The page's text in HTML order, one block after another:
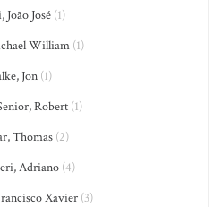
João José(1)
William (1)
Jon (1)
Robert(1)
Thomas(2)
Adriano (4)
Xavier(3)